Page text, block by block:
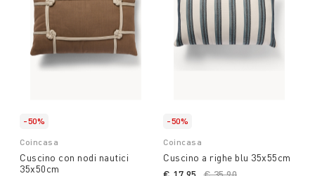
-50%
Coincasa
Cuscino con nodi nautici
35x50cm
-50%
Coincasa
Cuscino a righe blu 35x55cm